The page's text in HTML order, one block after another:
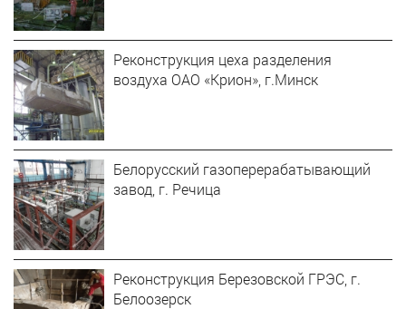
Реконструкция цеха разделения
воздуха ОАО «Крион», г.Минск
Белорусский газоперерабатывающий
завод, г. Речица
Реконструкция Березовской ГРЭС, г.
Белоозерск